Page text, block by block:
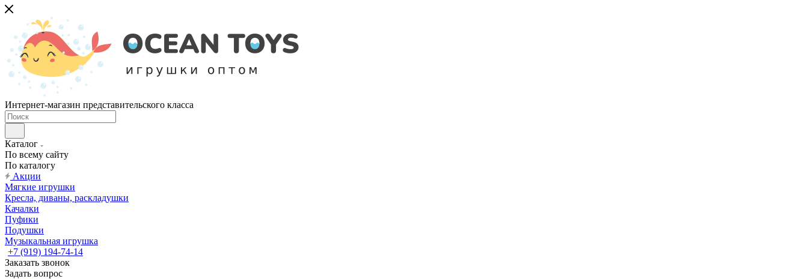
Интернет-магазин представительского класса
Каталог
По всему сайту
По каталогу
Акции
Мягкие игрушки
Кресла, диваны, раскладушки
Качалки
Пуфики
Подушки
Музыкальная игрушка
+7 (919) 194-74-14
Заказать звонок
Задать вопрос